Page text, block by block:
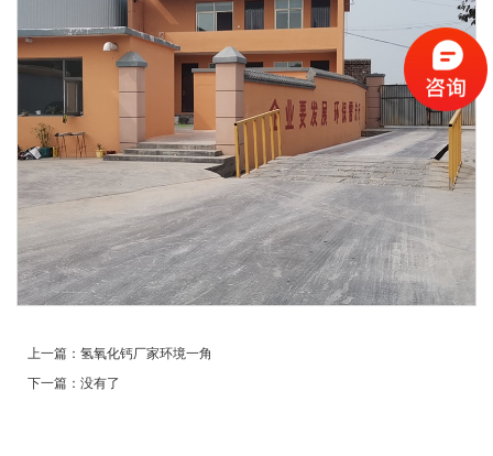
上一篇： 氢氧化钙厂家环境一角
下一篇： 没有了